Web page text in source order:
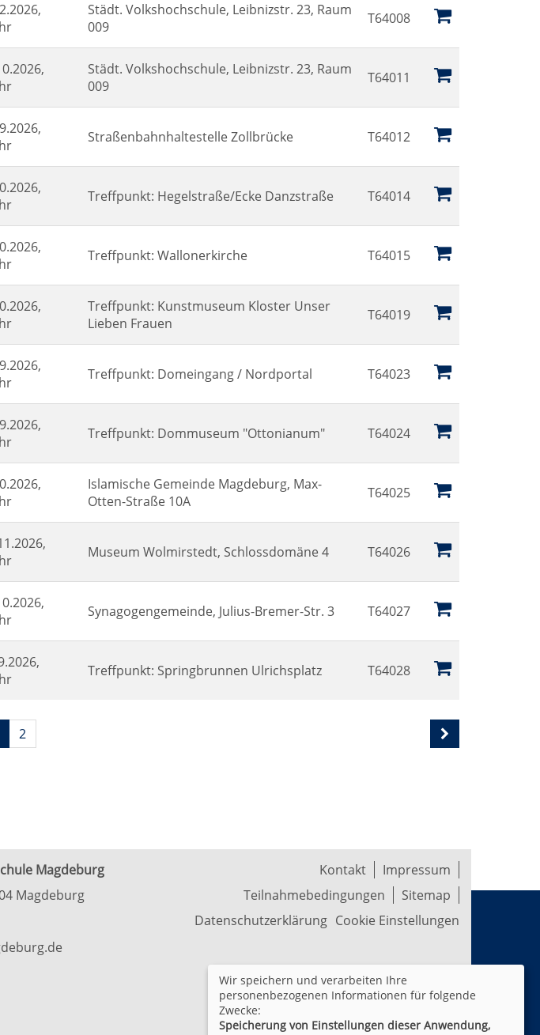
Städt. Volkshochschule, Leibnizstr. 23, Raum
009
T64008
Städt. Volkshochschule, Leibnizstr. 23, Raum
009
T64011
Straßenbahnhaltestelle Zollbrücke T64012
Treffpunkt: Hegelstraße/Ecke Danzstraße T64014
Treffpunkt: Wallonerkirche T64015
Treffpunkt: Kunstmuseum Kloster Unser
Lieben Frauen
T64019
Treffpunkt: Domeingang / Nordportal T64023
Treffpunkt: Dommuseum "Ottonianum" T64024
Islamische Gemeinde Magdeburg, Max-
Otten-Straße 10A
T64025
Museum Wolmirstedt, Schlossdomäne 4 T64026
Synagogengemeinde, Julius-Bremer-Str. 3 T64027
Treffpunkt: Springbrunnen Ulrichsplatz T64028
2
Magdeburg
Magdeburg
Kontakt
Impressum
Teilnahmebedingungen
Sitemap
Datenschutzerklärung Cookie Einstellungen
Wir speichern und verarbeiten Ihre
personenbezogenen Informationen für folgende
Zwecke:
Speicherung von Einstellungen dieser Anwendung,